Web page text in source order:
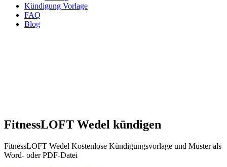
Kündigung Vorlage
FAQ
Blog
FitnessLOFT Wedel kündigen
FitnessLOFT Wedel Kostenlose Kündigungsvorlage und Muster als
Word- oder PDF-Datei